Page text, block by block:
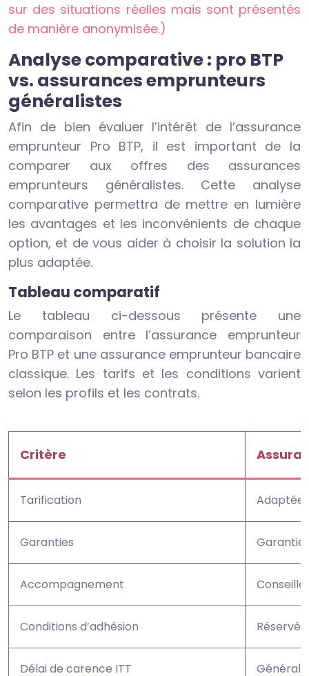
sur des situations réelles mais sont présentés
de manière anonymisée.)
Analyse comparative : pro BTP
vs. assurances emprunteurs
généralistes
Afin de bien évaluer l’intérêt de l’assurance
emprunteur Pro BTP, il est important de la
comparer aux offres des assurances
emprunteurs généralistes. Cette analyse
comparative permettra de mettre en lumière
les avantages et les inconvénients de chaque
option, et de vous aider à choisir la solution la
plus adaptée.
Tableau comparatif
Le tableau ci-dessous présente une
comparaison entre l’assurance emprunteur
Pro BTP et une assurance emprunteur bancaire
classique. Les tarifs et les conditions varient
selon les profils et les contrats.
Critère
Tarification Adaptée
Garanties
Accompagnement
Conditions d’adhésion
Délai de carence ITT